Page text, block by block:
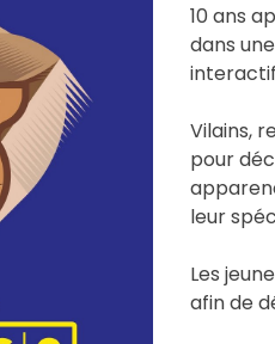
10 ans
dans
Vilains,
pour
leur
Les
afin de